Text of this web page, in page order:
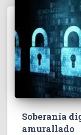
Soberanía
amurallado